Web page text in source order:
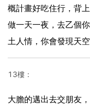
概計畫好吃住行，背
做一天一夜，去乙個
土人情，你會發現天
13樓：
大膽的邁出去交朋友